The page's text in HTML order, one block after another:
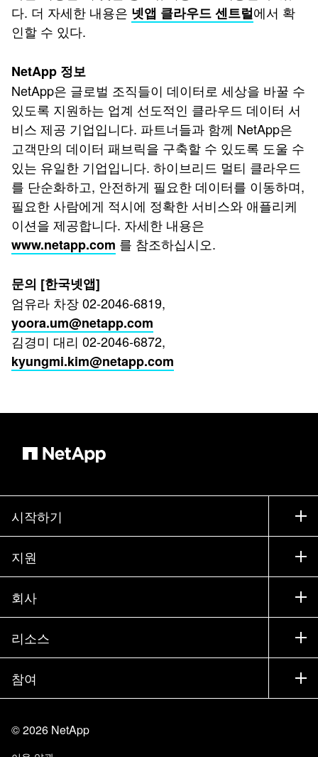
다. 더 자세한 내용은 넷앱 클라우드 센트럴에서 확
인할 수 있다.
NetApp 정보
NetApp은 글로벌 조직들이 데이터로 세상을 바꿀 수
있도록 지원하는 업계 선도적인 클라우드 데이터 서
비스 제공 기업입니다. 파트너들과 함께 NetApp은
고객만의 데이터 패브릭을 구축할 수 있도록 도울 수
있는 유일한 기업입니다. 하이브리드 멀티 클라우드
를 단순화하고, 안전하게 필요한 데이터를 이동하며,
필요한 사람에게 적시에 정확한 서비스와 애플리케
이션을 제공합니다. 자세한 내용은
www.netapp.com 를 참조하십시오.
문의 [한국넷앱]
엄유라 차장 02-2046-6819,
yoora.um@netapp.com
김경미 대리 02-2046-6872,
kyungmi.kim@netapp.com
시작하기
구입 방법
세일즈 팀 연락처
파트너 찾기
경영진 브리핑
제품 소개
지원
지원
교육
설명서
커뮤니티
알아보기
회사
회사
파트너
채용
Trust Center
리소스
뉴스룸
이벤트
블로그
고객 경험
참여
사이트 피드백
©2026 NetApp